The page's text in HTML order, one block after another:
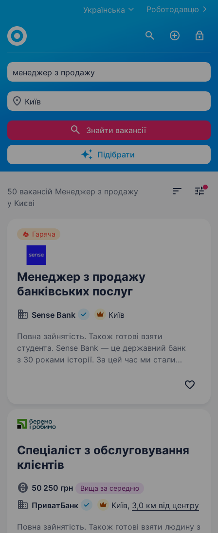
Роботодавцю
Українська
менеджер з продажу
Київ
Знайти вакансії
Підібрати
50 вакансій Менеджер з продажу
у Києві
Гаряча
Менеджер з продажу
банківських послуг
Sense Bank Київ
Повна зайнятість. Також готові взяти
студента. Sense Bank — це державний банк
з 30 роками історії. За цей час ми стали
з 4000 людей, де кожен присвячений місії —
Спеціаліст з обслуговування
клієнтів
50 250 грн Вища за середню
ПриватБанк Київ, 3,0 км від центру
Повна зайнятість. Також готові взяти людину з